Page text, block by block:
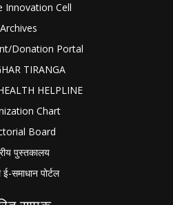
Innovation Cell
Archives
Donation Portal
TIRANGA
HELPLINE
Chart
Board
पुस्तकालय
समाधान पोर्टल